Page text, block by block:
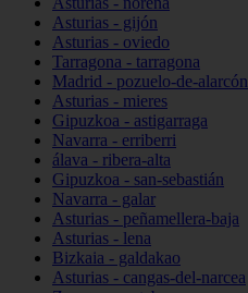
Asturias - gijón
Asturias - oviedo
Tarragona - tarragona
Madrid - pozuelo-de-alarcón
Asturias - mieres
Gipuzkoa - astigarraga
Navarra - erriberri
álava - ribera-alta
Gipuzkoa - san-sebastián
Navarra - galar
Asturias - peñamellera-baja
Asturias - lena
Bizkaia - galdakao
Asturias - cangas-del-narcea